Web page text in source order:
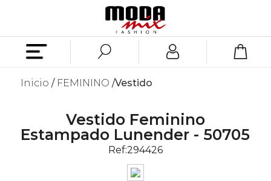
Inicio FEMININO Vestido
Vestido Feminino
Estampado Lunender - 50705
Ref:294426